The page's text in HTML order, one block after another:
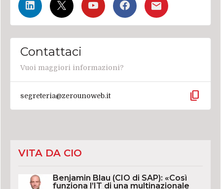
Contattaci
Vuoi maggiori informazioni?
segreteria@zerounoweb.it content_copy
VITA DA CIO
Benjamin Blau (CIO di SAP): «Così
funziona l’IT di una multinazionale